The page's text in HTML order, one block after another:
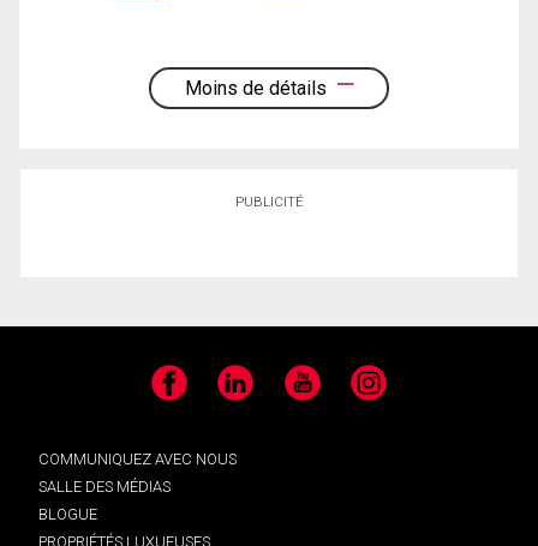
Moins de détails
PUBLICITÉ
Facebook LinkedIn YouTube Instagram
COMMUNIQUEZ AVEC NOUS
SALLE DES MÉDIAS
BLOGUE
PROPRIÉTÉS LUXUEUSES